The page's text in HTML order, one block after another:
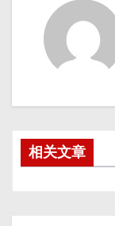
相关文章